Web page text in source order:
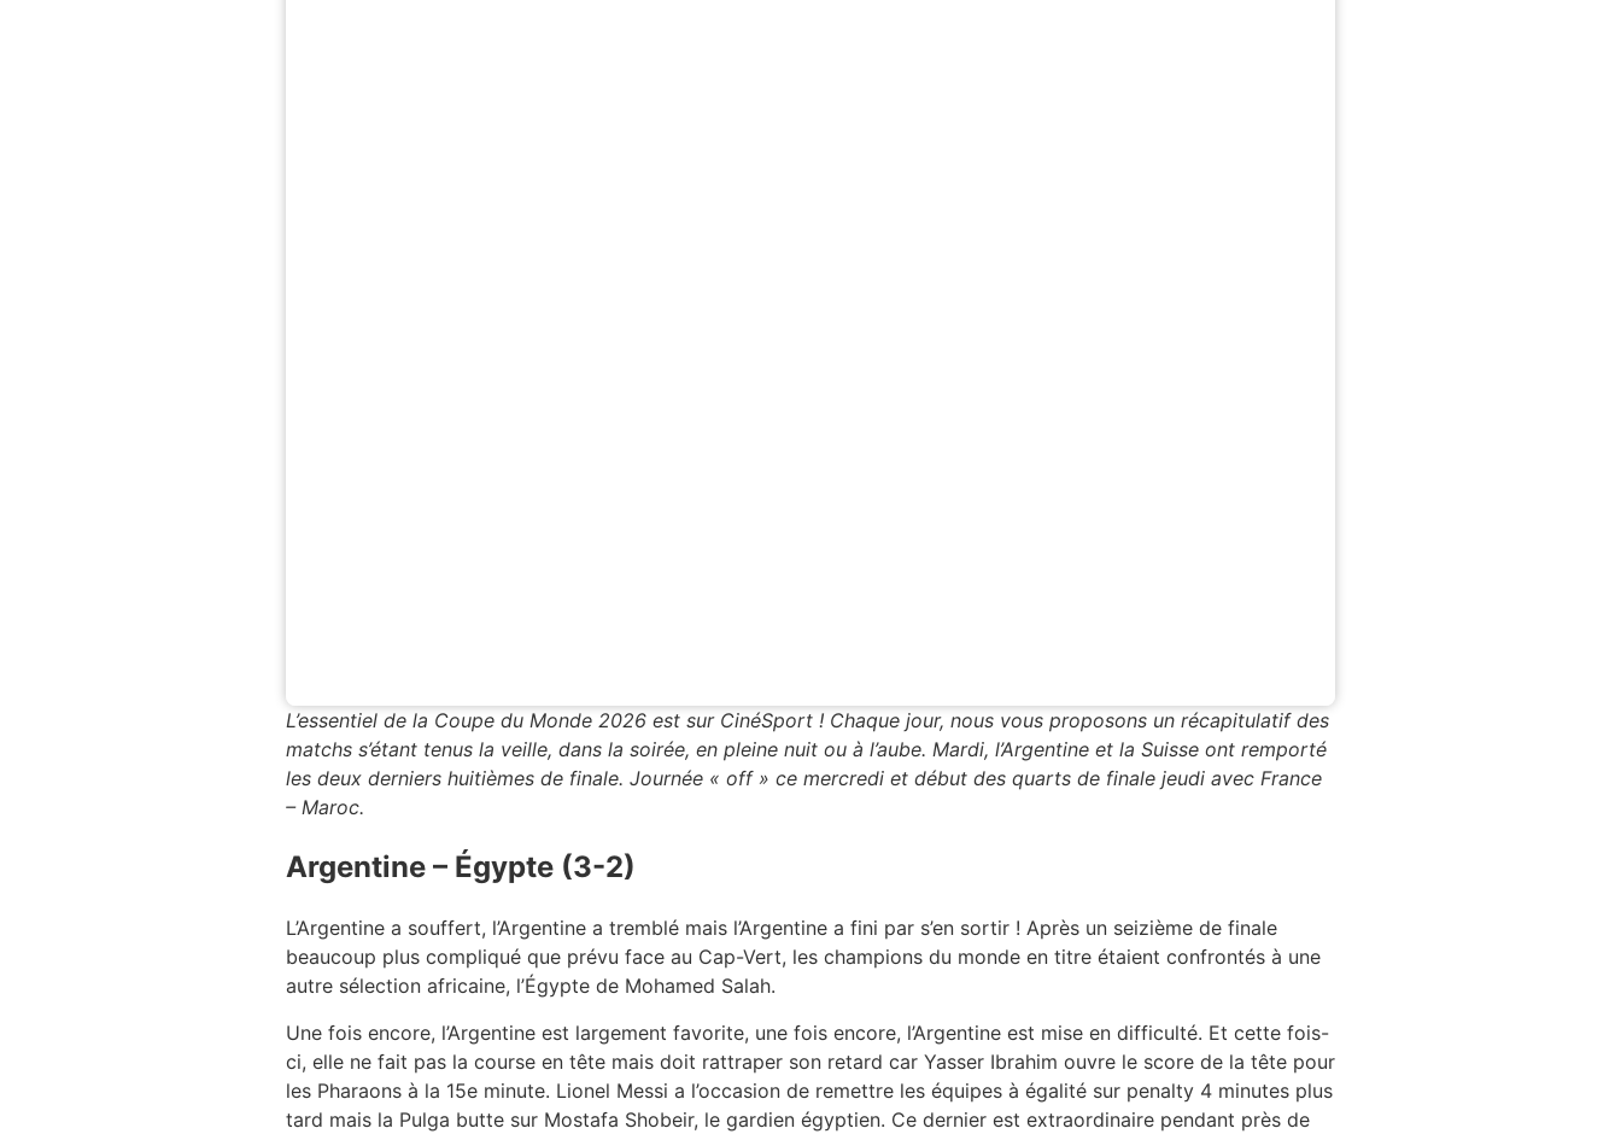
L’essentiel de la Coupe du Monde 2026 est sur CinéSport ! Chaque jour, nous vous proposons un récapitulatif des
matchs s’étant tenus la veille, dans la soirée, en pleine nuit ou à l’aube. Mardi, l’Argentine et la Suisse ont remporté
les deux derniers huitièmes de finale. Journée « off » ce mercredi et début des quarts de finale jeudi avec France
– Maroc.
Argentine – Égypte (3-2)
L’Argentine a souffert, l’Argentine a tremblé mais l’Argentine a fini par s’en sortir ! Après un seizième de finale
beaucoup plus compliqué que prévu face au Cap-Vert, les champions du monde en titre étaient confrontés à une
autre sélection africaine, l’Égypte de Mohamed Salah.
Une fois encore, l’Argentine est largement favorite, une fois encore, l’Argentine est mise en difficulté. Et cette fois-
ci, elle ne fait pas la course en tête mais doit rattraper son retard car Yasser Ibrahim ouvre le score de la tête pour
les Pharaons à la 15e minute. Lionel Messi a l’occasion de remettre les équipes à égalité sur penalty 4 minutes plus
tard mais la Pulga butte sur Mostafa Shobeir, le gardien égyptien. Ce dernier est extraordinaire pendant près de